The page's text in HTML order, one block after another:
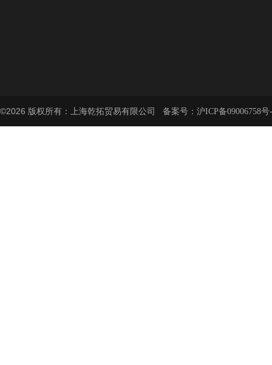
©2026 版权所有：上海乾拓贸易有限公司 备案号： 沪ICP备09006758号